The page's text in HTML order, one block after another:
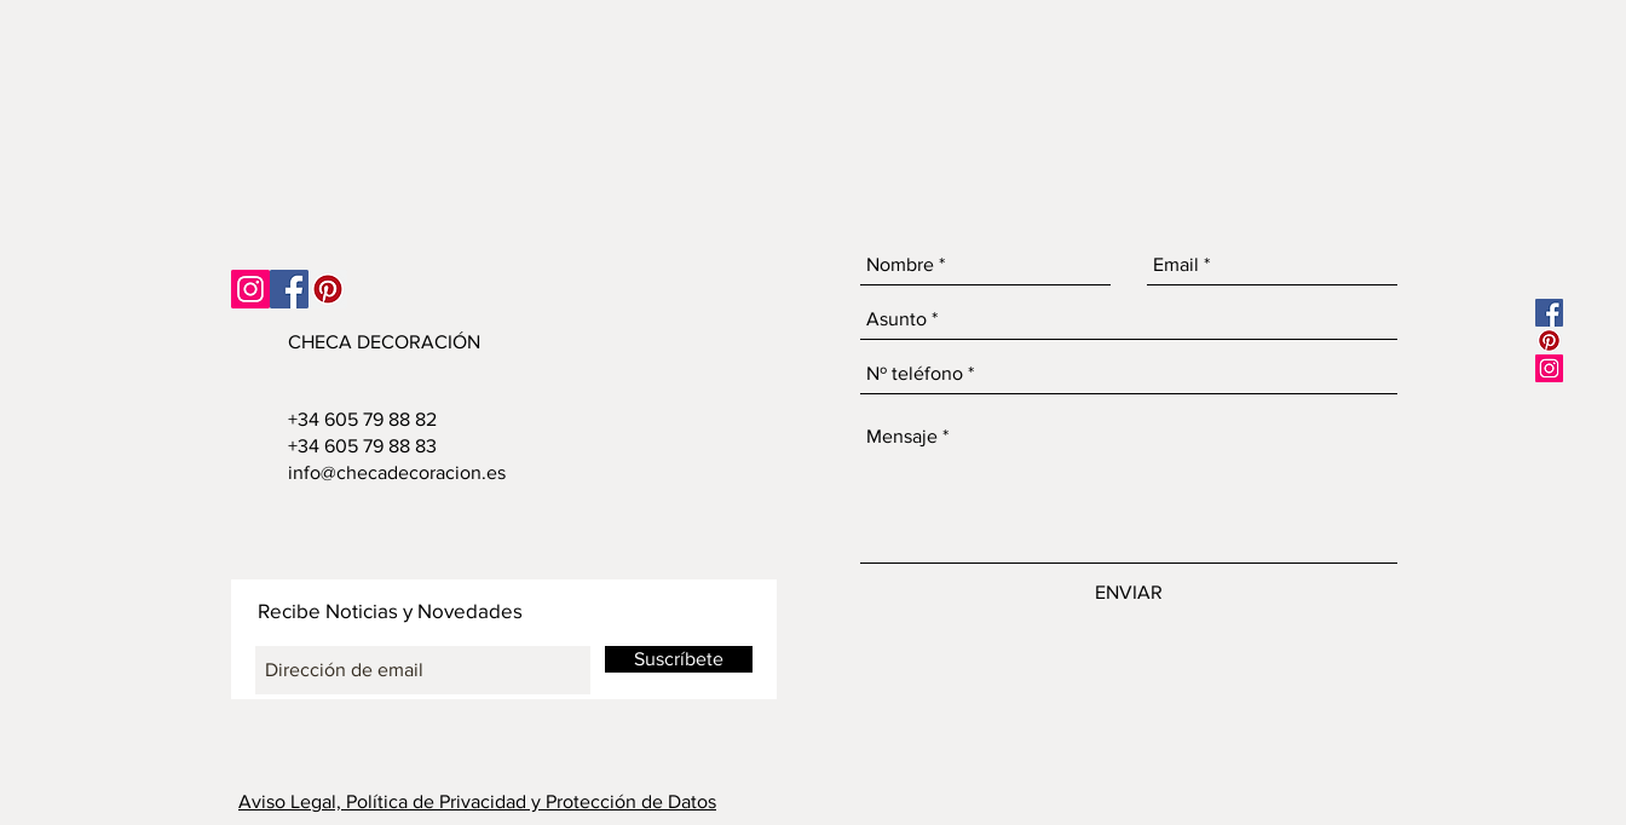
CHECA DECORACIÓN
+34 605 79 88 82
+34 605 79 88 83
info@checadecoracion.es
Recibe Noticias y Novedades
Suscríbete
ENVIAR
Aviso Legal, Política de Privacidad y Protección de Datos